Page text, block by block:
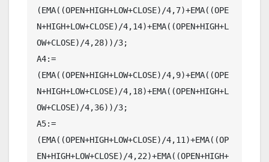
(EMA((OPEN+HIGH+LOW+CLOSE)/4,7)+EMA((OPE
N+HIGH+LOW+CLOSE)/4,14)+EMA((OPEN+HIGH+L
OW+CLOSE)/4,28))/3;
A4:=
(EMA((OPEN+HIGH+LOW+CLOSE)/4,9)+EMA((OPE
N+HIGH+LOW+CLOSE)/4,18)+EMA((OPEN+HIGH+L
OW+CLOSE)/4,36))/3;
A5:=
(EMA((OPEN+HIGH+LOW+CLOSE)/4,11)+EMA((OP
EN+HIGH+LOW+CLOSE)/4,22)+EMA((OPEN+HIGH+